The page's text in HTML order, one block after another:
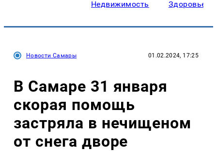
Недвижимость Здоровье
Новости Самары 01.02.2024, 17:25
В Самаре 31 января
скорая помощь
застряла в нечищеном
от снега дворе